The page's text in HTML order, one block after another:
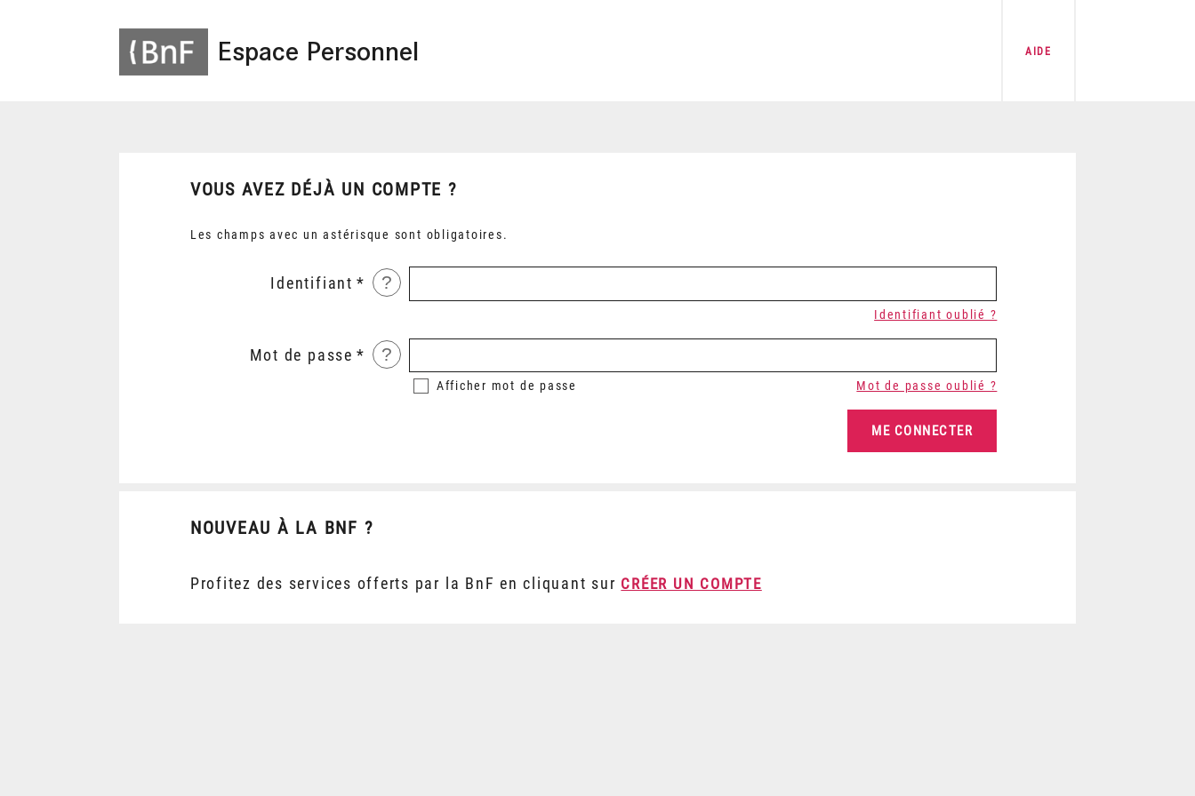
Espace Personnel AIDE
VOUS AVEZ DÉJÀ UN COMPTE ?
Les champs avec un astérisque sont obligatoires.
Identifiant ?
Identifiant oublié ?
Mot de passe ?
Afficher mot de passe Mot de passe oublié ?
NOUVEAU À LA BNF ?
Profitez des services offerts par la BnF en cliquant sur CRÉER UN COMPTE